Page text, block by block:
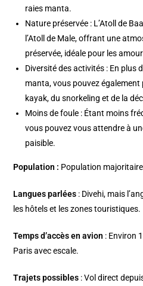
raies manta.
Nature préservée : L’Atoll de
l’Atoll de Male, offrant une
préservée, idéale pour les
Diversité des activités : En plus
manta, vous pouvez
kayak, du snorkeling et de la
Moins de foule : Étant moins
vous pouvez vous attendre à
paisible.
Population : Population
Langues parlées : Divehi, mais
les hôtels et les zones touristiques.
Temps d’accès en avion : Environ
Paris avec escale.
Trajets possibles : Vol direct